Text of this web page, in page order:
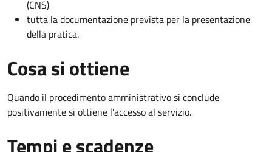
(CNS)
tutta la documentazione prevista per la presentazione
della pratica.
Cosa si ottiene
Quando il procedimento amministrativo si conclude
positivamente si ottiene l'accesso al servizio.
Tempi e scadenze